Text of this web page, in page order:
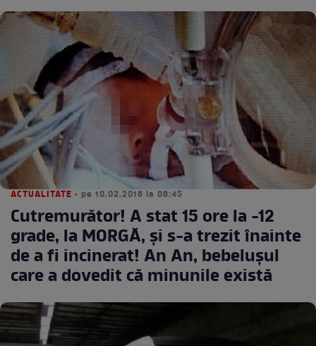
ACTUALITATE • pe 10.02.2016 la 08:45
Cutremurător! A stat 15 ore la -12
grade, la MORGĂ, şi s-a trezit înainte
de a fi incinerat! An An, bebeluşul
care a dovedit că minunile există